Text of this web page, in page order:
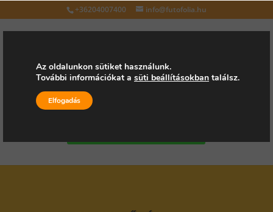
+36204007400 info@futofolia.hu
Válasszon oldalt
Az oldalunkon sütiket használunk.
További információkat a süti beállításokban találsz.
Elfogadás